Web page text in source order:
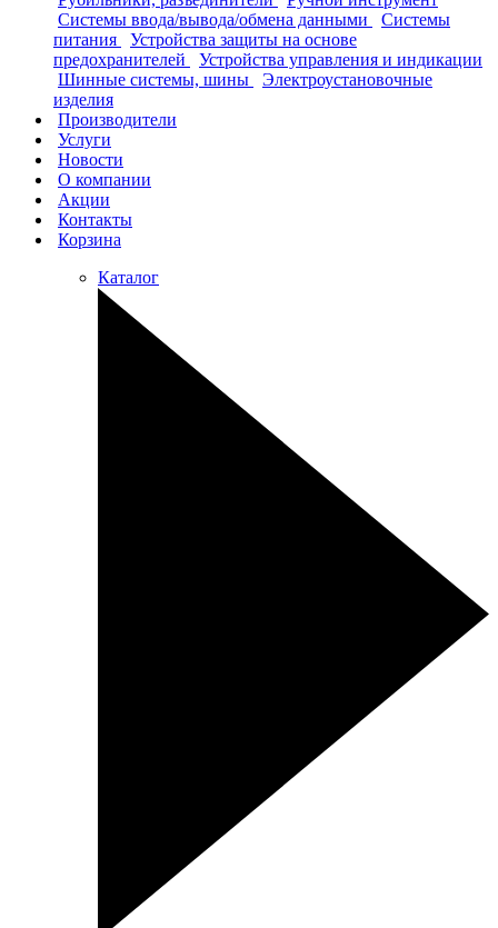
Системы ввода/вывода/обмена данными
Системы
питания
Устройства защиты на основе
предохранителей
Устройства управления и индикации
Шинные системы, шины
Электроустановочные
изделия
Производители
Услуги
Новости
О компании
Акции
Контакты
Корзина
Каталог